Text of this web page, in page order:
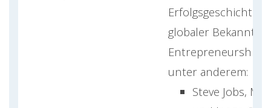
Erfolgsgeschichten
globaler
Entrepreneurship
unter anderem:
Steve Jobs,